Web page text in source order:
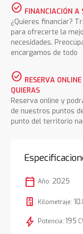
check_circle FINANCIACIÓN A
¿Quieres financiar?
para ofrecerte la
necesidades.
encargamos de todo
check_circle RESERVA
QUIERAS
Reserva online y
de nuestros puntos
punto del territorio
calendar_today Año: 2025
Kilometraje:
bolt Potencia: 195